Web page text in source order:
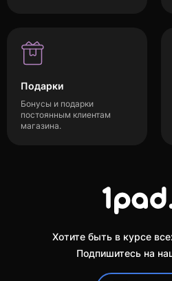
Подарки
Бонусы и подарки
постоянным клиентам
магазина.
Хотите быть в курсе
Подпишитесь на